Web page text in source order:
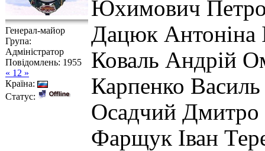
Генерал-майор
Група:
Адміністратор
Повідомлень: 1955
« 12 »
Країна:
Статус:
Юхимович
Дацюк Антоніна
Коваль Андрій
Карпенко Василь
Осадчий Дмитро
Фарщук Іван